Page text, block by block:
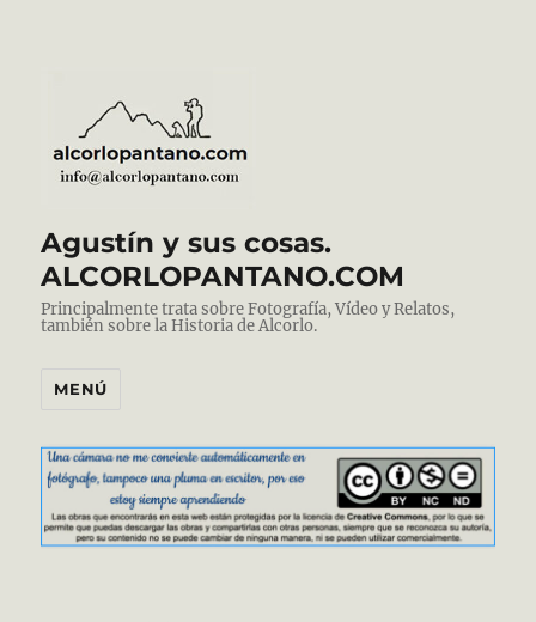
Agustín y sus cosas.
ALCORLOPANTANO.COM
Principalmente trata sobre Fotografía, Vídeo y Relatos,
también sobre la Historia de Alcorlo.
MENÚ